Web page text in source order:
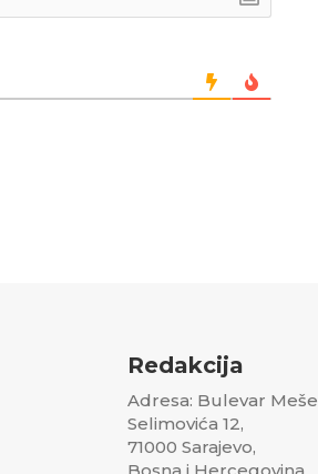
Redakcija
Adresa: Bulevar Meše
Selimovića 12,
71000 Sarajevo,